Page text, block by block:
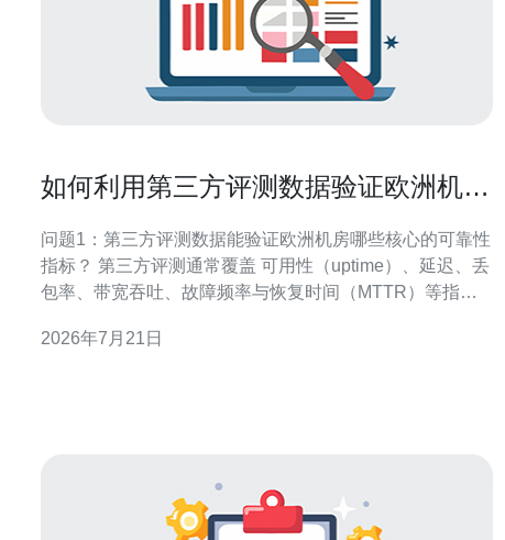
如何利用第三方评测数据验证欧洲机房
问题1：第三方评测数据能验证欧洲机房哪些核心的可靠性
指标？ 第三方评测通常覆盖 可用性（uptime）、延迟、丢
包率、带宽吞吐、故障频率与恢复时间（MTTR）等指
模式，进而评估机房在突发事件下的稳定性。还可查看合
2026年7月21日